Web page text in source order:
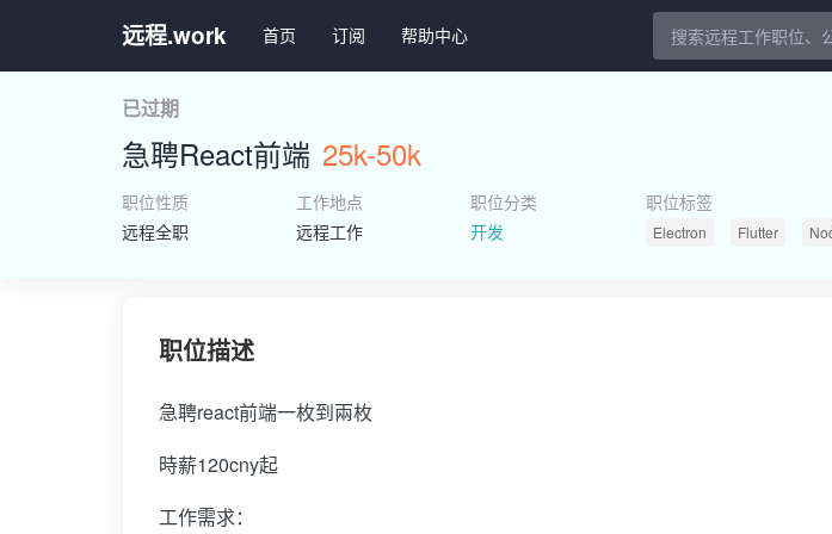
远程.work 首页 订阅 帮助中心
已过期
急聘React前端 25k-50k
职位性质
远程全职
工作地点
远程工作
职位分类
开发
职位标签
Electron Flutter
职位描述
急聘react前端一枚到兩枚
時薪120cny起
工作需求：